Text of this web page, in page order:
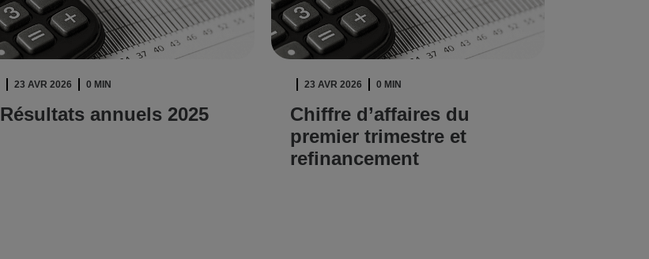
23 AVR 2026 0 MIN
Résultats annuels 2025
23 AVR 2026 0 MIN
Chiffre d’affaires du
premier trimestre et
refinancement